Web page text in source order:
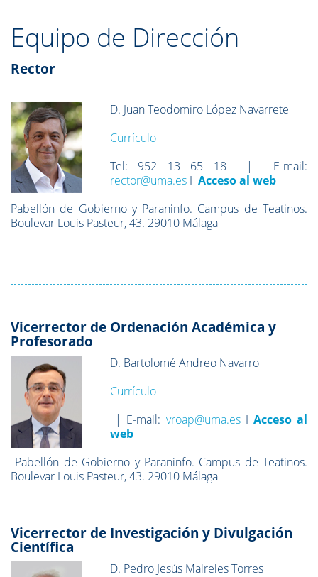
Equipo de Dirección
Rector
D. Juan Teodomiro López Navarrete
Currículo
Tel: 952 13 65 18 | E-mail:
rector@uma.es I Acceso al web
Pabellón de Gobierno y Paraninfo. Campus de Teatinos.
Boulevar Louis Pasteur, 43. 29010 Málaga
Vicerrector de Ordenación Académica y
Profesorado
D. Bartolomé Andreo Navarro
Currículo
| E-mail: vroap@uma.esI Acceso al
web
Pabellón de Gobierno y Paraninfo. Campus de Teatinos.
Boulevar Louis Pasteur, 43. 29010 Málaga
Vicerrector de Investigación y Divulgación
Científica
D. Pedro Jesús Maireles Torres